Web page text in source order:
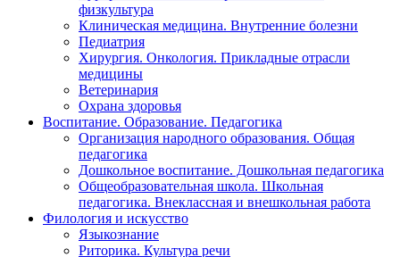
физкультура
Клиническая медицина. Внутренние болезни
Педиатрия
Хирургия. Онкология. Прикладные отрасли
медицины
Ветеринария
Охрана здоровья
Воспитание. Образование. Педагогика
Организация народного образования. Общая
педагогика
Дошкольное воспитание. Дошкольная педагогика
Общеобразовательная школа. Школьная
педагогика. Внеклассная и внешкольная работа
Филология и искусство
Языкознание
Риторика. Культура речи